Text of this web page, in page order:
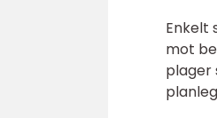
Enkelt
mot
plager